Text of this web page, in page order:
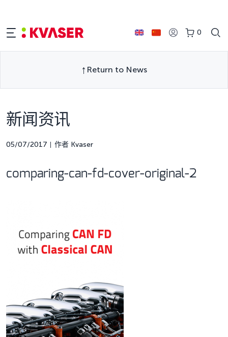
0
Return to News
新闻资讯
05/07/2017 作者 Kvaser
comparing-can-fd-cover-original-2